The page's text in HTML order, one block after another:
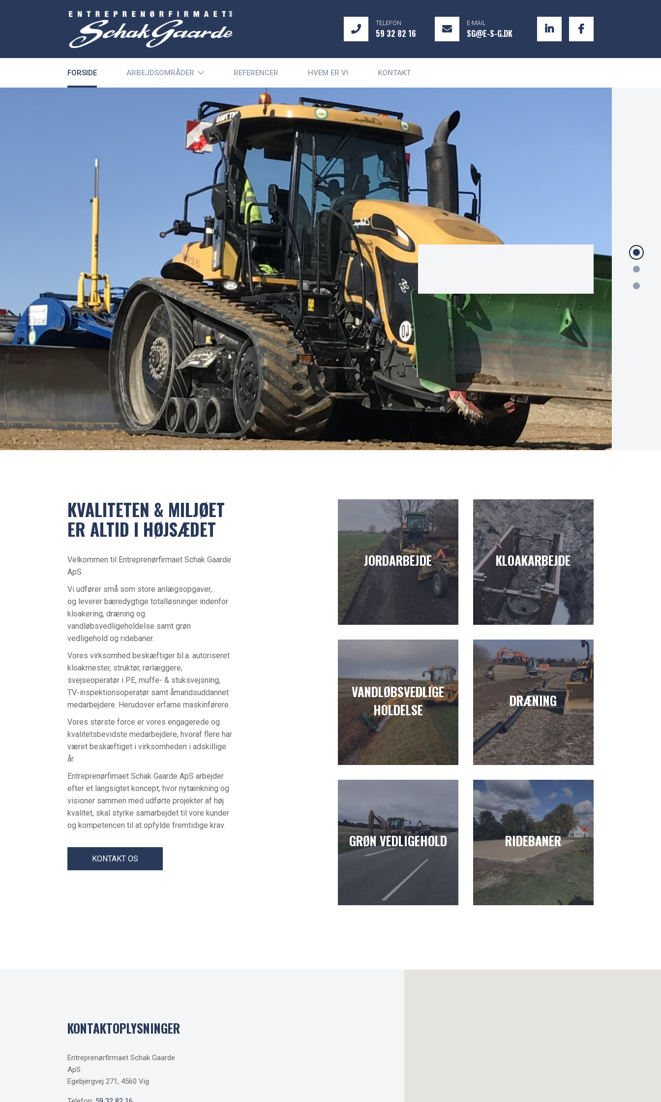
TELEFON
59 32 82 16
E-MAIL
SG@E-S-G.DK
FORSIDE ARBEJDSOMRÅDER REFERENCER HVEM ER VI KONTAKT
KVALITETEN & MILJØET
ER ALTID I HØJSÆDET
Velkommen til Entreprenørfirmaet Schak Gaarde
ApS.
Vi udfører små som store anlægsopgaver,
og leverer bæredygtige totalløsninger indenfor
kloakering, dræning og
vandløbsvedligeholdelse samt grøn
vedligehold og ridebaner.
Vores virksomhed beskæftiger bl.a. autoriseret
kloakmester, struktør, rørlæggere,
svejseoperatør i PE, muffe- & stuksvejsning,
TV-inspektionsoperatør samt åmandsuddannet
medarbejdere. Herudover erfarne maskinførere.
Vores største force er vores engagerede og
kvalitetsbevidste medarbejdere, hvoraf flere har
været beskæftiget i virksomheden i adskillige
år.
Entreprenørfimaet Schak Gaarde ApS arbejder
efter et langsigtet koncept, hvor nytænkning og
visioner sammen med udførte projekter af høj
kvalitet, skal styrke samarbejdet til vore kunder
og kompetencen til at opfylde fremtidige krav.
KONTAKT OS
JORDARBEJDE KLOAKARBEJDE
VANDLØBSVEDLIGE
HOLDELSE
DRÆNING
GRØN VEDLIGEHOLD RIDEBANER
KONTAKTOPLYSNINGER
Entreprenørfirmaet Schak Gaarde
ApS
Egebjergvej 271, 4560 Vig